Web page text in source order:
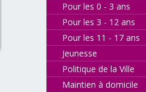
Pour les 0 - 3 ans
Pour les 3 - 12 ans
Pour les 11 - 17 ans
Jeunesse
Politique de la Ville
Maintien à domicile